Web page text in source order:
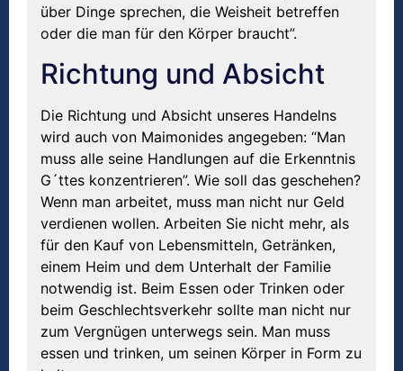
über Dinge sprechen, die Weisheit betreffen
oder die man für den Körper braucht”.
Richtung und Absicht
Die Richtung und Absicht unseres Handelns
wird auch von Maimonides angegeben: “Man
muss alle seine Handlungen auf die Erkenntnis
G´ttes konzentrieren”. Wie soll das geschehen?
Wenn man arbeitet, muss man nicht nur Geld
verdienen wollen. Arbeiten Sie nicht mehr, als
für den Kauf von Lebensmitteln, Getränken,
einem Heim und dem Unterhalt der Familie
notwendig ist. Beim Essen oder Trinken oder
beim Geschlechtsverkehr sollte man nicht nur
zum Vergnügen unterwegs sein. Man muss
essen und trinken, um seinen Körper in Form zu